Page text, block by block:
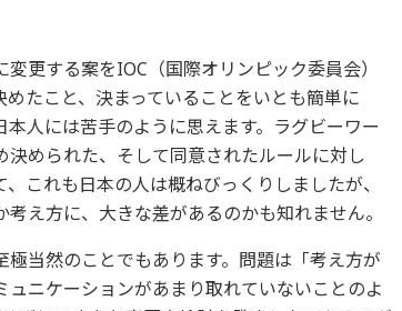
変更する案をIOC（国際オリンピック委員会）
たこと、 決まっていることをいとも簡単に
人には苦手のように思えます。 ラグビーワー
決められた、そして同意されたルールに対し
これも日本の人は概ねびっくりしましたが、
え方に、 大きな差があるのかも知れません。
極当然のことでもあります。問題は「考え方が
ュニケーションがあまり取れていないことのよ